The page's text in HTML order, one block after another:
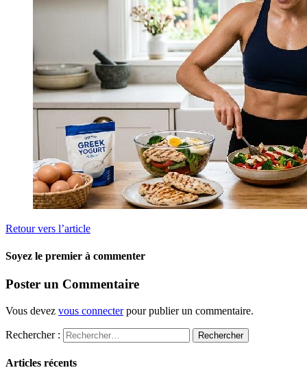
Retour vers l’article
Soyez le premier à commenter
Poster un Commentaire
Vous devez vous connecterpour publier un commentaire.
Rechercher :
Articles récents